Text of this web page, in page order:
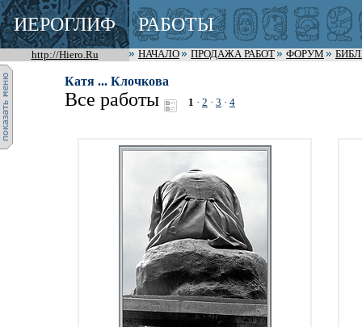
ИЕРОГЛИФ РАБОТЫ
http://Hiero.Ru НАЧАЛО ПРОДАЖА РАБОТ ФОРУМ
Катя ... Клочкова
Все работы 1 · 2 · 3 · 4